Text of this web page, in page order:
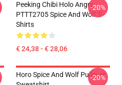
Peeking Chibi Holo Angry
PTTT2705 Spice And Wolf T-
Shirts
€ 24,38 - € 28,06
-20%
Horo Spice And Wolf Pullover
-20%